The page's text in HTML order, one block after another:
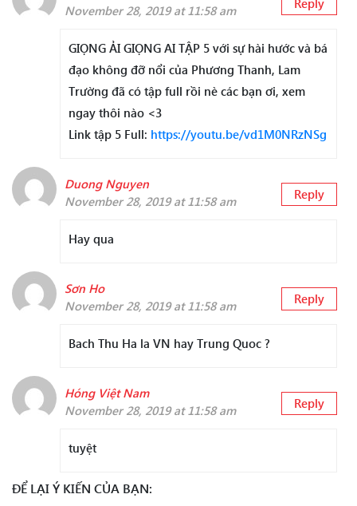
November 28, 2019 at 11:58 am
Reply
GIỌNG ẢI GIỌNG AI TẬP 5 với sự hài hước và bá
đạo không đỡ nổi của Phương Thanh, Lam
Trường đã có tập full rồi nè các bạn ơi, xem
ngay thôi nào <3
Link tập 5 Full: https://youtu.be/vd1M0NRzNSg
Duong Nguyen
November 28, 2019 at 11:58 am
Reply
Hay qua
Sơn Ho
November 28, 2019 at 11:58 am
Reply
Bach Thu Ha la VN hay Trung Quoc ?
Hóng Việt Nam
November 28, 2019 at 11:58 am
Reply
tuyệt
ĐỂ LẠI Ý KIẾN CỦA BẠN: